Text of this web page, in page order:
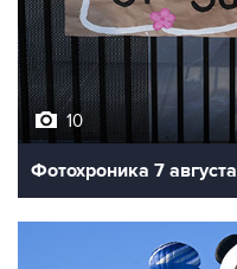
10
Фотохроника 7 августа